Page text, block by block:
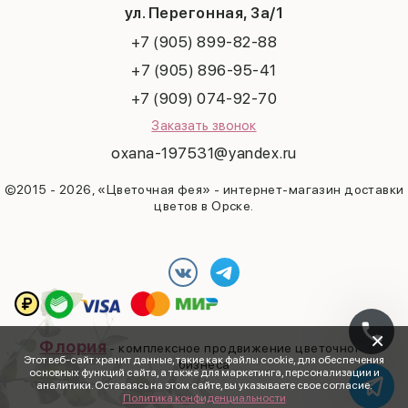
Этот веб-сайт хранит данные, такие как файлы cookie, для обеспечения
основных функций сайта, а также для маркетинга, персонализации и
аналитики. Оставаясь на этом сайте, вы указываете свое согласие.
Политика конфиденциальности
×
ул. Перегонная, 3а/1
+7 (905) 899-82-88
+7 (905) 896-95-41
+7 (909) 074-92-70
Заказать звонок
oxana-197531@yandex.ru
©2015 - 2026, «Цветочная фея» - интернет-магазин доставки
цветов в Орске.
Флория - комплексное продвижение цветочного
бизнеса